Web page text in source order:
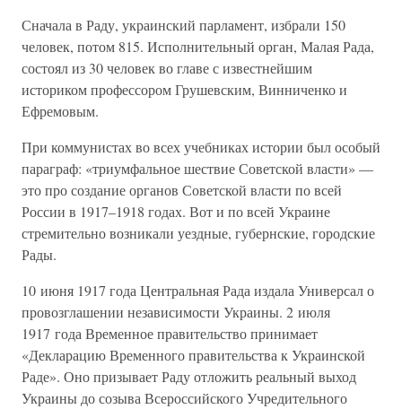
Сначала в Раду, украинский парламент, избрали 150
человек, потом 815. Исполнительный орган, Малая Рада,
состоял из 30 человек во главе с известнейшим
историком профессором Грушевским, Винниченко и
Ефремовым.
При коммунистах во всех учебниках истории был особый
параграф: «триумфальное шествие Советской власти» —
это про создание органов Советской власти по всей
России в 1917–1918 годах. Вот и по всей Украине
стремительно возникали уездные, губернские, городские
Рады.
10 июня 1917 года Центральная Рада издала Универсал о
провозглашении независимости Украины. 2 июля
1917 года Временное правительство принимает
«Декларацию Временного правительства к Украинской
Раде». Оно призывает Раду отложить реальный выход
Украины до созыва Всероссийского Учредительного